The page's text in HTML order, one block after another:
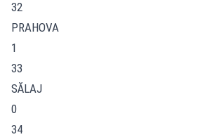
32
PRAHOVA
1
33
SĂLAJ
0
34